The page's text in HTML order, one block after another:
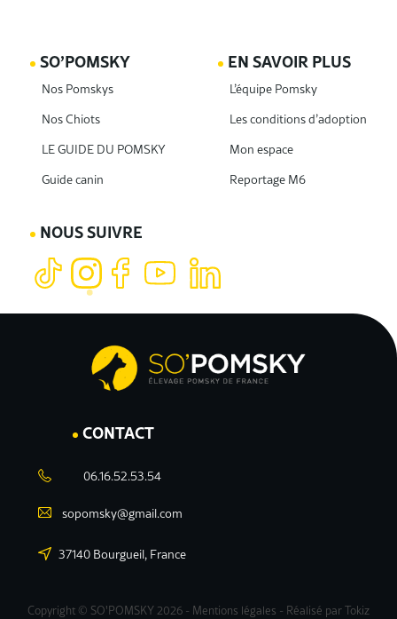
CONTACT
06.16.52.53.54
sopomsky@gmail.com
37140 Bourgueil, France
Copyright © SO'POMSKY 2026 - Mentions légales - Réalisé parTokiz
SO’POMSKY
Nos Pomskys
Nos Chiots
LE GUIDE DU POMSKY
Guide canin
EN SAVOIR PLUS
L’équipe Pomsky
Les conditions d’adoption
Mon espace
Reportage M6
NOUS SUIVRE